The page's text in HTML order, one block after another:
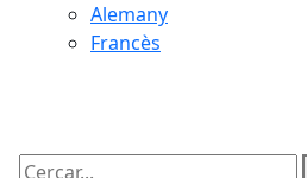
Alemany
Francès